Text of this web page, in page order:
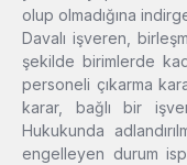
olup olmadığına
Davalı işveren,
şekilde birimlerde
personeli çıkarma
karar, bağlı bir
Hukukunda
engelleyen durum